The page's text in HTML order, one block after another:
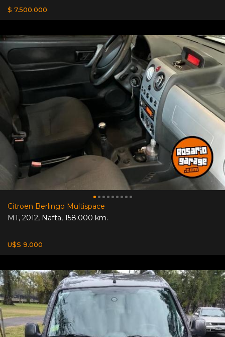
$ 7.500.000
Citroen Berlingo Multispace
MT, 2012, Nafta, 158.000 km.
U$S 9.000